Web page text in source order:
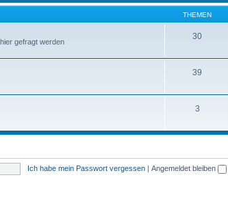
THEMEN
gefragt werden
30
39
3
Ich habe mein Passwort vergessen | Angemeldet bleiben